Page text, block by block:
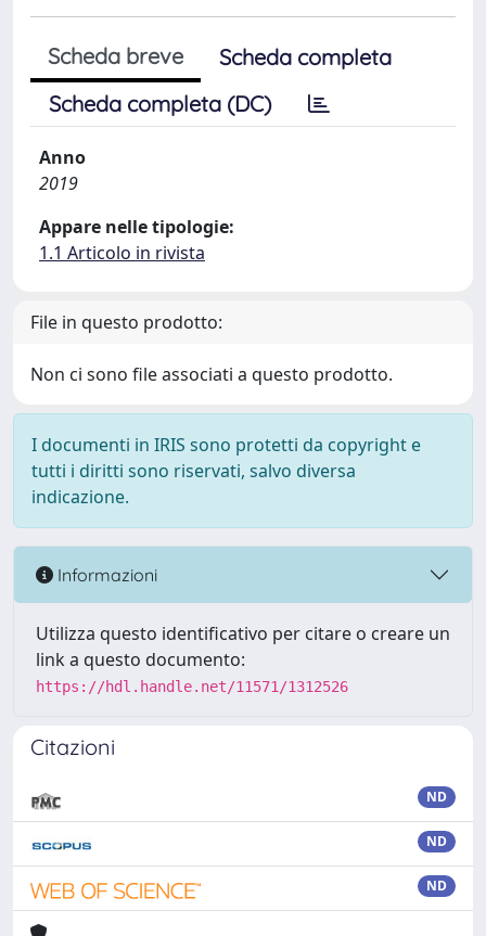
Scheda breve
Scheda completa
Scheda completa (DC)
Anno
2019
Appare nelle tipologie:
1.1 Articolo in rivista
File in questo prodotto:
Non ci sono file associati a questo prodotto.
I documenti in IRIS sono protetti da copyright e
tutti i diritti sono riservati, salvo diversa
indicazione.
Informazioni
Utilizza questo identificativo per citare o creare un
link a questo documento:
https://hdl.handle.net/11571/1312526
Citazioni
ND
ND
ND